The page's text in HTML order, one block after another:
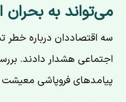
می‌تواند به
سه اقتصاددان درباره خطر
اجتماعی هشدار دادند.
پیامدهای فروپاشی معیشت